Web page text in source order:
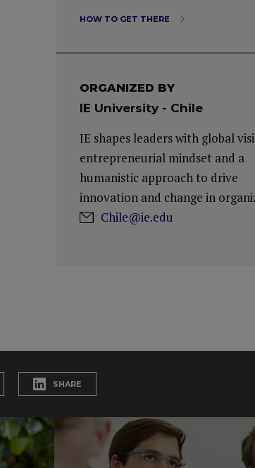
HOW TO GET THERE
ORGANIZED BY
IE University - Chile
IE shapes leaders with global
entrepreneurial mindset and a
humanistic approach to drive
innovation and change in
Chile@ie.edu
SHARE